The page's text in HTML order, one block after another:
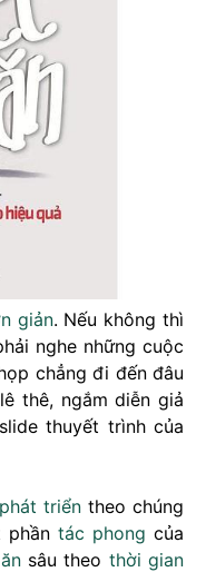
giản. Nếu không thì
nghe những cuộc
chẳng đi đến đâu
thê, ngắm diễn giả
thuyết trình của
phát triển theo chúng
phầntác phong của
ănsâu theo thời gian